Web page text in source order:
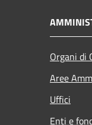
Organi di
Aree
Uffici
Enti e